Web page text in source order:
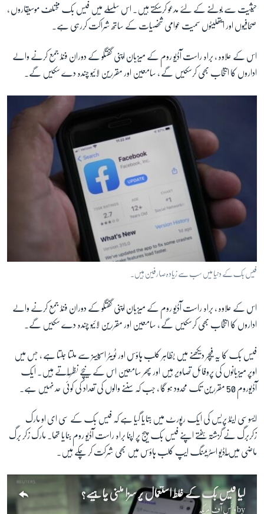
حیثیت سے بولنے کے لئے مدعو کرسکتے ہیں۔ اس سلسلے میں فیس بک مختلف موسیقاروں ،
صحافیوں اور ایتھلیٹوں سمیت عوامی شخصیات کے ساتھ شراکت کررہی ہے۔
اس کے علاوہ ، براہ راست آڈیو روم کے میزبان اپنی گفتگو کے دوران فنڈ جمع کرنے والے
اداروں کا انتخاب بھی کرسکیں گے ، سامعین اور مقررین لائیو چندہ دے سکیں گے۔
فیس بک کے دنیا میں سب سے زیادہ صارفین ہیں۔
اس کے علاوہ ، براہ راست آڈیو روم کے میزبان اپنی گفتگو کے دوران فنڈ جمع کرنے والے
اداروں کا انتخاب بھی کرسکیں گے ، سامعین اور مقررین لائیو چندہ دے سکیں گے۔
فیس بک کا یہ فیچر دیکھنے میں بظاہر کلب ہاؤس اور ٹویٹر اسپیسز سے ملتا جلتا ہے ، جس میں
اوپر میزبانوں کی پروفائل تصاویر ہیں اور پھر سامعین اس کے نیچے نظر ٓاتے ہیں۔ ایک
آڈیوروم 50 مقررین تک محدود ہو گا ، جب کہ سننے والوں کی تعداد کی کوئی حد نہیں ہے۔
ایسوسی ایٹڈ پریس کی ایک رپورٹ میں بتایا گیا ہے کہ فیس بک کے سی ای او مارک
زکربرگ نے گزشتہ ہفتے اپنے فیس بک پیج پر اپنا براہ راست آڈیو روم بنایا تھا۔ مارک زکر برگ
ماضی میں ٓاڈیو اسٹریمنگ ایپ کلب ہاؤس میں بھی شرکت کر چکے ہیں۔
کیا فیس بک کے غلط استعمال پر سزا ملنی چاہیے؟
byوائس آف امریکہ